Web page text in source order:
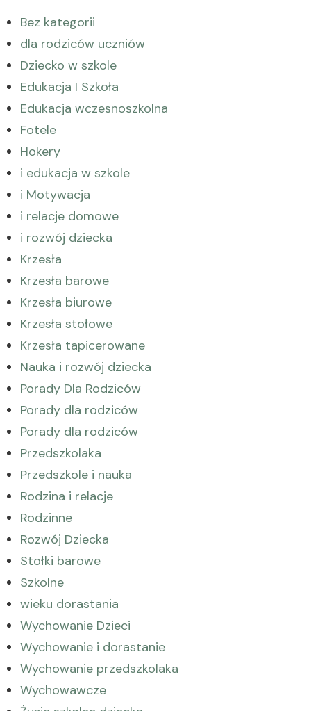
Bez kategorii
dla rodziców uczniów
Dziecko w szkole
Edukacja I Szkoła
Edukacja wczesnoszkolna
Fotele
Hokery
i edukacja w szkole
i Motywacja
i relacje domowe
i rozwój dziecka
Krzesła
Krzesła barowe
Krzesła biurowe
Krzesła stołowe
Krzesła tapicerowane
Nauka i rozwój dziecka
Porady Dla Rodziców
Porady dla rodziców
Porady dla rodziców
Przedszkolaka
Przedszkole i nauka
Rodzina i relacje
Rodzinne
Rozwój Dziecka
Stołki barowe
Szkolne
wieku dorastania
Wychowanie Dzieci
Wychowanie i dorastanie
Wychowanie przedszkolaka
Wychowawcze